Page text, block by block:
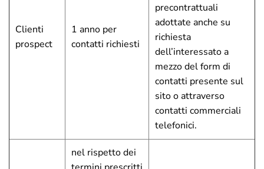
Clienti
prospect
1 anno per
contatti richiesti
precontrattuali
adottate anche su
richiesta
dell’interessato a
mezzo del form di
contatti presente sul
sito o attraverso
contatti commerciali
telefonici.
nel rispetto dei